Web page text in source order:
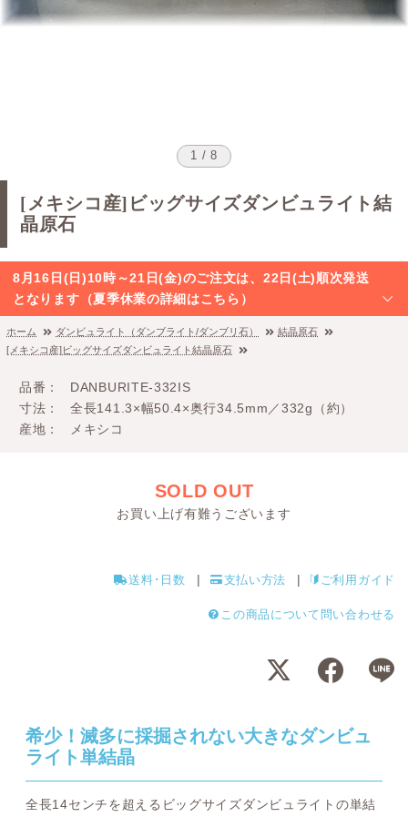
1 / 8
[メキシコ産]ビッグサイズダンビュライト結
晶原石
8月16日(日)10時～21日(金)のご注文は、22日(土)順次発送
となります（夏季休業の詳細はこちら）
ホーム ダンビュライト（ダンブライト/ダンブリ石）
結晶原石
[メキシコ産]ビッグサイズダンビュライト結晶原石
品番
DANBURITE-332IS
寸法
全長141.3×幅50.4×奥行34.5mm／332g（約）
産地
メキシコ
SOLD OUT
お買い上げ有難うございます
送料･日数 支払い方法 ご利用ガイド
この商品について問い合わせる
希少！滅多に採掘されない大きなダンビュ
ライト単結晶
全長14センチを超えるビッグサイズダンビュライトの単結